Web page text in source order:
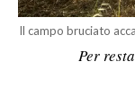
CALCIO REGIONALE
Il campo bruciato
Per